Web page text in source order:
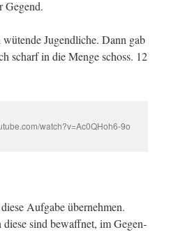
Gegend.
Jugend­liche. Dann gab
scharf in die Menge schoss. 12
watch?v=Ac0QHoh6-9o
Aufgabe übernehmen.
sind bewaffnet, im Gegen­